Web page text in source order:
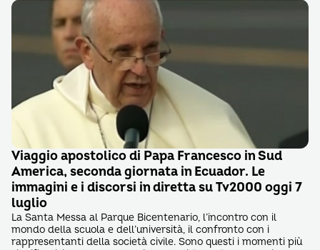
Viaggio apostolico di Papa Francesco in Sud
America, seconda giornata in Ecuador. Le
immagini e i discorsi in diretta su Tv2000 oggi 7
luglio
La Santa Messa al Parque Bicentenario, l’incontro con il
mondo della scuola e dell’università, il confronto con i
rappresentanti della società civile. Sono questi i momenti più